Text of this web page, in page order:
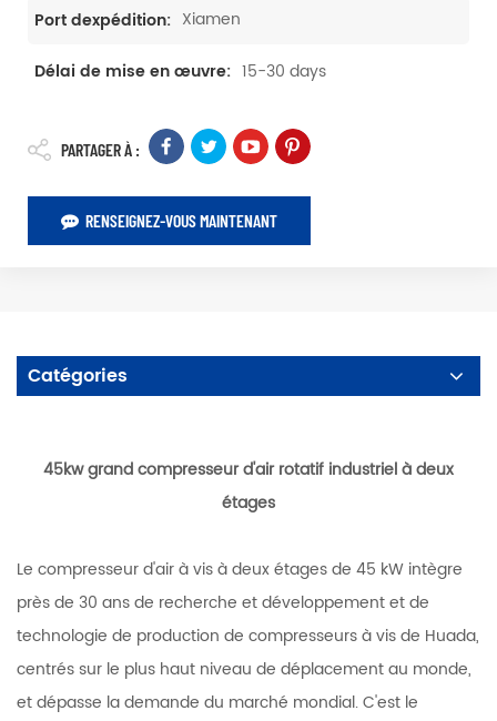
Port dexpédition: Xiamen
Délai de mise en œuvre: 15-30 days
PARTAGER À :
RENSEIGNEZ-VOUS MAINTENANT
Catégories
45kw grand compresseur d'air rotatif industriel à deux
étages
Le compresseur d'air à vis à deux étages de 45 kW intègre
près de 30 ans de recherche et développement et de
technologie de production de compresseurs à vis de Huada,
centrés sur le plus haut niveau de déplacement au monde,
et dépasse la demande du marché mondial. C'est le